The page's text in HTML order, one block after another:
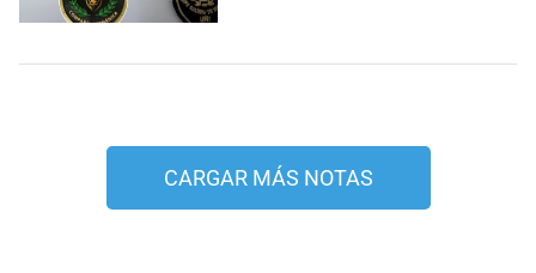
CARGAR MÁS NOTAS